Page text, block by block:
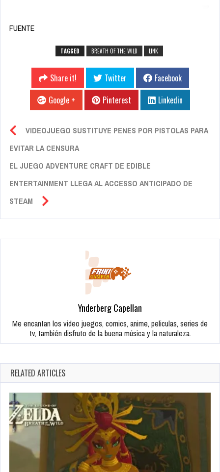
FUENTE
TAGGED BREATH OF THE WILD LINK
Share it! Twitter
Facebook
Google +
Pinterest Linkedin
VIDEOJUEGO SUSTITUYE PENES POR PISTOLAS PARA
EVITAR LA CENSURA
EL JUEGO ADVENTURE CRAFT DE EDIBLE
ENTERTAINMENT LLEGA AL ACCESSO ANTICIPADO DE
STEAM
Ynderberg Capellan
Me encantan los video juegos, comics, anime, peliculas, series de
tv, también disfruto de la buena música y la naturaleza.
RELATED ARTICLES